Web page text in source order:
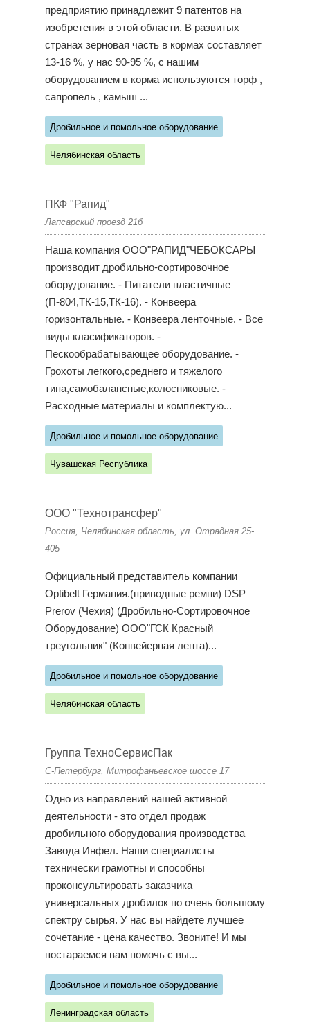
предприятию принадлежит 9 патентов на
изобретения в этой области. В развитых
странах зерновая часть в кормах составляет
13-16 %, у нас 90-95 %, с нашим
оборудованием в корма используются торф ,
сапропель , камыш ...
Дробильное и помольное оборудование
Челябинская область
ПКФ "Рапид"
Лапсарский проезд 21б
Наша компания ООО"РАПИД"ЧЕБОКСАРЫ
производит дробильно-сортировочное
оборудование. - Питатели пластичные
(П-804,ТК-15,ТК-16). - Конвеера
горизонтальные. - Конвеера ленточные. - Все
виды класификаторов. -
Пескообрабатывающее оборудование. -
Грохоты легкого,среднего и тяжелого
типа,самобалансные,колосниковые. -
Расходные материалы и комплектую...
Дробильное и помольное оборудование
Чувашская Республика
ООО "Технотрансфер"
Россия, Челябинская область, ул. Отрадная 25-
405
Официальный представитель компании
Optibelt Германия.(приводные ремни) DSP
Prerov (Чехия) (Дробильно-Сортировочное
Оборудование) ООО"ГСК Красный
треугольник" (Конвейерная лента)...
Дробильное и помольное оборудование
Челябинская область
Группа ТехноСервисПак
С-Петербург, Митрофаньевское шоссе 17
Одно из направлений нашей активной
деятельности - это отдел продаж
дробильного оборудования производства
Завода Инфел. Наши специалисты
технически грамотны и способны
проконсультировать заказчика
универсальных дробилок по очень большому
спектру сырья. У нас вы найдете лучшее
сочетание - цена качество. Звоните! И мы
постараемся вам помочь с вы...
Дробильное и помольное оборудование
Ленинградская область